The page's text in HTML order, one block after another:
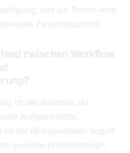
und ein Termin wird
Zwischenschritte.
zwischen Workflow
ist der Baustein: du
Aufgabenkette.
ist der übergeordnete Begriff
zu-Ende-Prozessdesign,